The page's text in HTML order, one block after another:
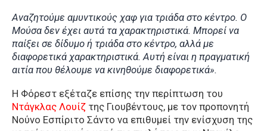
Αναζητούμε αμυντικούς χαφ για τριάδα στο κέντρο. Ο
Μούσα δεν έχει αυτά τα χαρακτηριστικά. Μπορεί να
παίξει σε δίδυμο ή τριάδα στο κέντρο, αλλά με
διαφορετικά χαρακτηριστικά. Αυτή είναι η πραγματική
αιτία που θέλουμε να κινηθούμε διαφορετικά».
Η Φόρεστ εξέταζε επίσης την περίπτωση του
Ντάγκλας Λουίζ της Γιουβέντους, με τον προπονητή
Νούνο Εσπίριτο Σάντο να επιθυμεί την ενίσχυση της